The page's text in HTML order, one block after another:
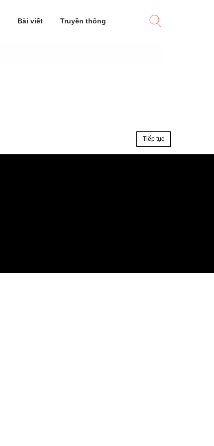
Bài viết Truyền thông
Tiếp tục